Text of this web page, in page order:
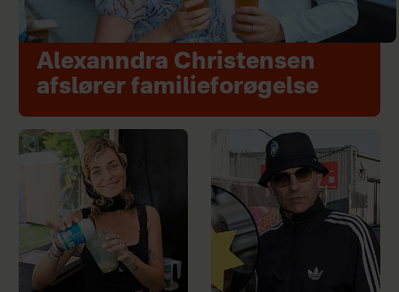
Alexanndra Christensen
afslører familieforøgelse